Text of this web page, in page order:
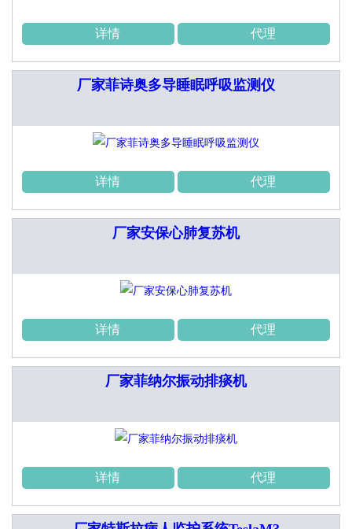
详情 代理
厂家菲诗奥多导睡眠呼吸监测仪
详情 代理
厂家安保心肺复苏机
详情 代理
厂家菲纳尔振动排痰机
详情 代理